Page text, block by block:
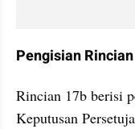
Pengisian
Rincian 17b berisi
Keputusan